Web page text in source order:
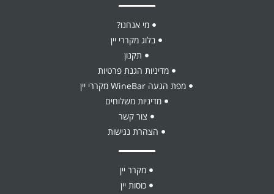
מי אנחנו?
בלוג מקררי יין
תקנון
מדיניות הגנת פרטיות
מפת הגעה WineBar מקררי יין
מדיניות משלוחים
צור קשר
הצהרת נגישות
מקרר יין
כוסות יין